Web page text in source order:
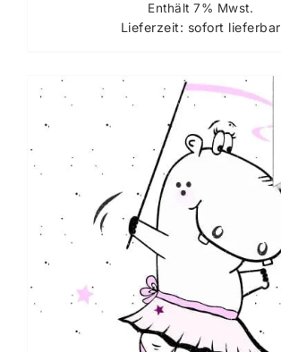
Enthält 7% Mwst.
Lieferzeit: sofort lieferbar